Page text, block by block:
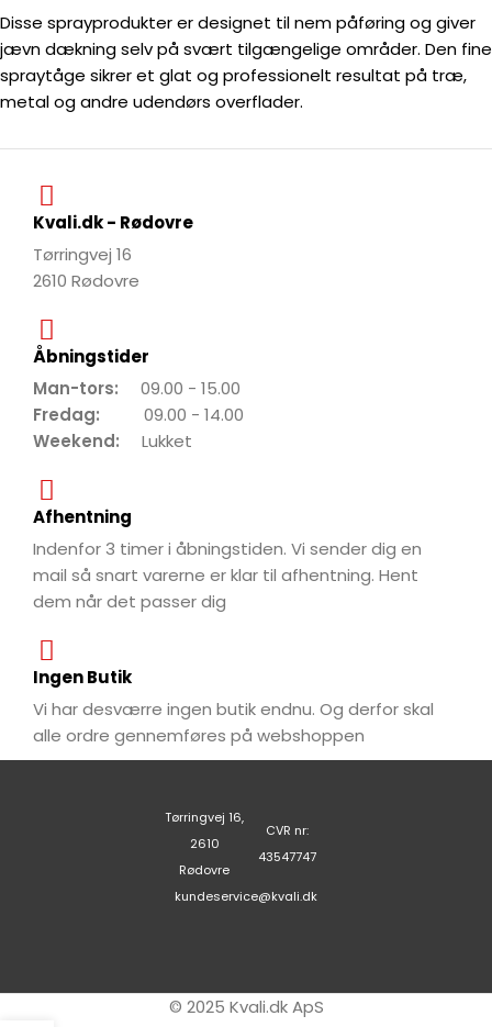
Disse sprayprodukter er designet til nem påføring og giver
jævn dækning selv på svært tilgængelige områder. Den fine
spraytåge sikrer et glat og professionelt resultat på træ,
metal og andre udendørs overflader.
Kvali.dk - Rødovre
Tørringvej 16
2610 Rødovre
Åbningstider
Man-tors: 09.00 - 15.00
Fredag: 09.00 - 14.00
Weekend: Lukket
Afhentning
Indenfor 3 timer i åbningstiden. Vi sender dig en
mail så snart varerne er klar til afhentning. Hent
dem når det passer dig
Ingen Butik
Vi har desværre ingen butik endnu. Og derfor skal
alle ordre gennemføres på webshoppen
Tørringvej 16,
2610
Rødovre
CVR nr:
43547747
kundeservice@kvali.dk
© 2025 Kvali.dk ApS